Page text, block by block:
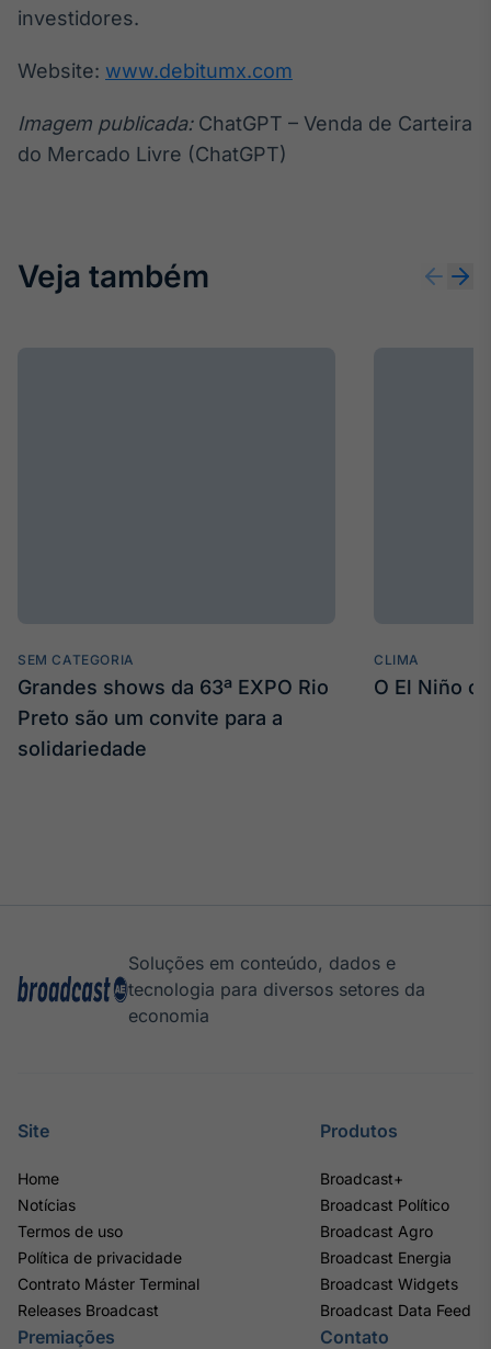
investidores.
Website: www.debitumx.com
Imagem publicada:ChatGPT – Venda de Carteira
do Mercado Livre (ChatGPT)
Veja também
SEM CATEGORIA
Grandes shows da 63ª EXPO Rio
Preto são um convite para a
solidariedade
CLIMA
O El Niño
Soluções em conteúdo, dados e
tecnologia para diversos setores da
economia
Site
Home
Notícias
Termos de uso
Política de privacidade
Contrato Máster Terminal
Releases Broadcast
Produtos
Broadcast+
Broadcast Político
Broadcast Agro
Broadcast Energia
Broadcast Widgets
Broadcast Data Feed
Premiações Contato